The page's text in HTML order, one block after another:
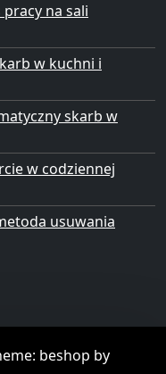
na sali
w kuchni i
skarb w
w codziennej
usuwania
beshop by